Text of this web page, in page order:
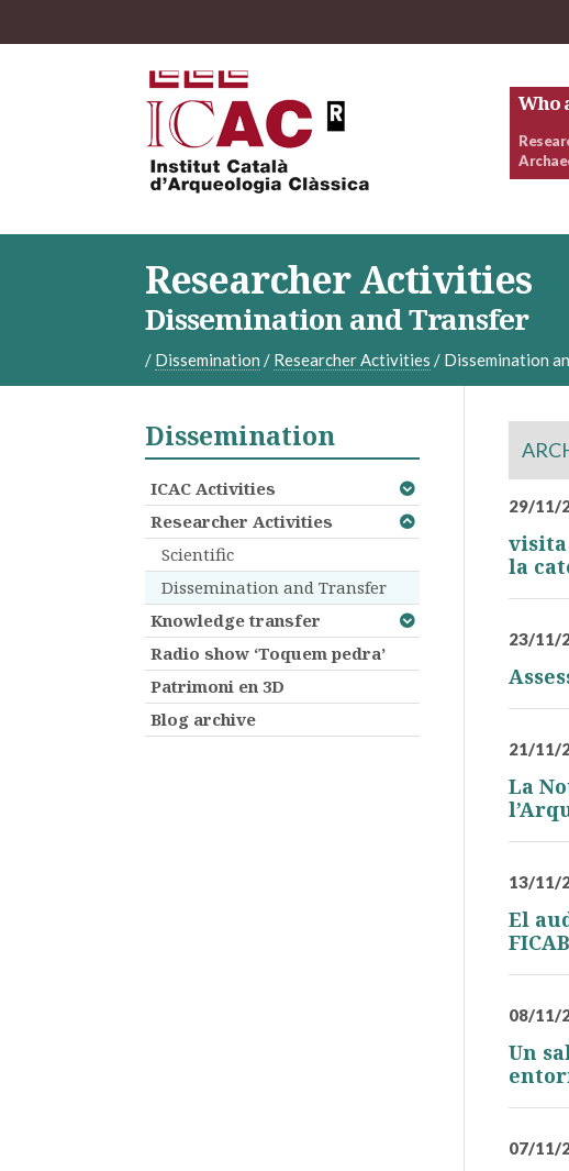
Who
Researcher Activities
Dissemination and Transfer
/ Dissemination / Researcher Activities / Dissemination
29/11/
visita
la
23/11/
21/11/
La
13/11/
El
08/11/
Un
07/11/
Dissemination
ICAC Activities
Researcher Activities
Scientific
Dissemination and Transfer
Knowledge transfer
Radio show ‘Toquem pedra’
Patrimoni en 3D
Blog archive